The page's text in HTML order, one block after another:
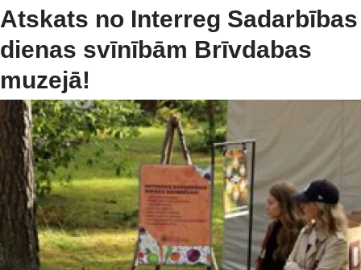
Atskats no Interreg Sadarbības
dienas svīnībām Brīvdabas
muzejā!